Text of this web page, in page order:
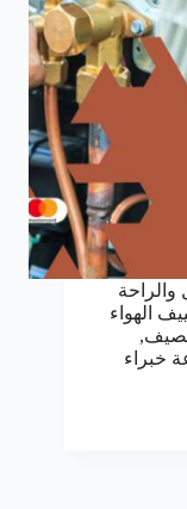
الهواء
خبراء